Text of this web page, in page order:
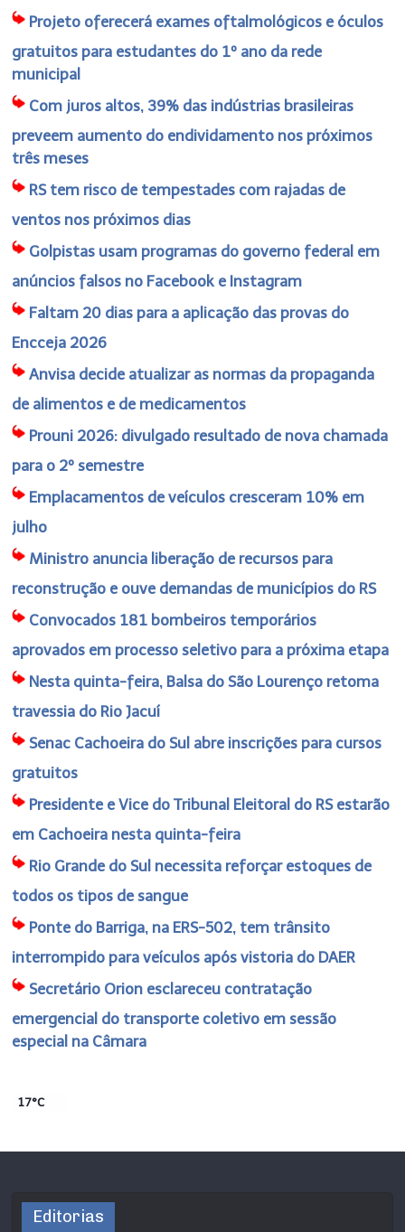
Projeto oferecerá exames oftalmológicos e óculos
gratuitos para estudantes do 1º ano da rede
municipal
Com juros altos, 39% das indústrias brasileiras
preveem aumento do endividamento nos próximos
três meses
RS tem risco de tempestades com rajadas de
ventos nos próximos dias
Golpistas usam programas do governo federal em
anúncios falsos no Facebook e Instagram
Faltam 20 dias para a aplicação das provas do
Encceja 2026
Anvisa decide atualizar as normas da propaganda
de alimentos e de medicamentos
Prouni 2026: divulgado resultado de nova chamada
para o 2º semestre
Emplacamentos de veículos cresceram 10% em
julho
Ministro anuncia liberação de recursos para
reconstrução e ouve demandas de municípios do RS
Convocados 181 bombeiros temporários
aprovados em processo seletivo para a próxima etapa
Nesta quinta-feira, Balsa do São Lourenço retoma
travessia do Rio Jacuí
Senac Cachoeira do Sul abre inscrições para cursos
gratuitos
Presidente e Vice do Tribunal Eleitoral do RS estarão
em Cachoeira nesta quinta-feira
Rio Grande do Sul necessita reforçar estoques de
todos os tipos de sangue
Ponte do Barriga, na ERS-502, tem trânsito
interrompido para veículos após vistoria do DAER
Secretário Orion esclareceu contratação
emergencial do transporte coletivo em sessão
especial na Câmara
17°C
Editorias